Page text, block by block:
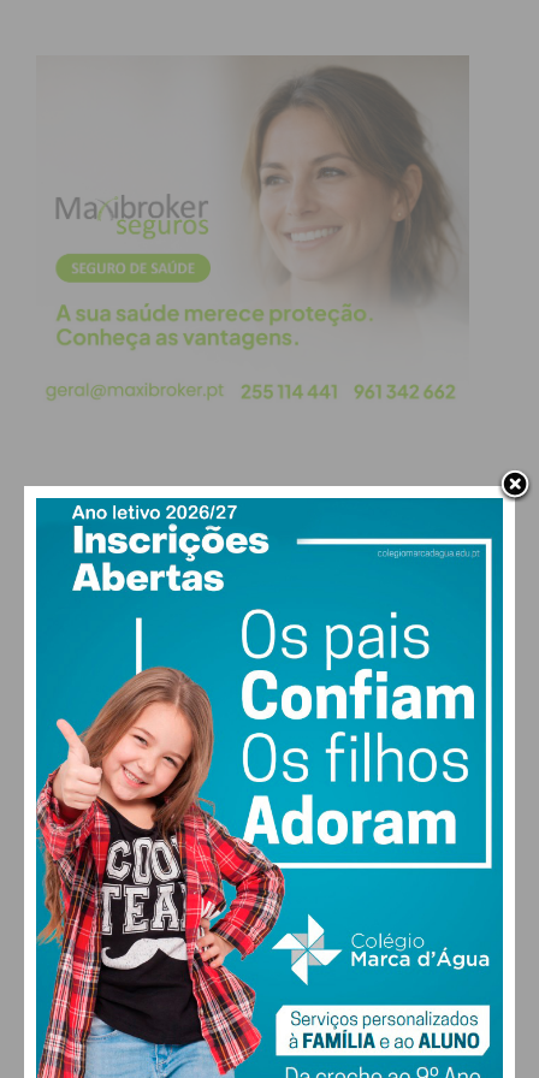
Eu li e concordo com os
termos e
condições
PAÇOS DE FERREIRA
23°
vento: 0m/s SSE
MAX 23 • MIN 23
28°
SÁB
27
DOM
28°
SEG TER
FARMACIAS DE SERVIÇO EM PAÇOS DE
FERREIRA